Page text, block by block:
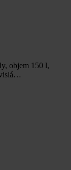
objem 150 l,